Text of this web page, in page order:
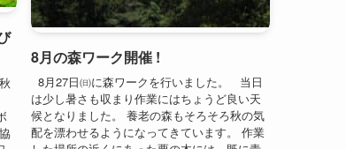
8月の森ワーク開催 !
8月27日㈰に森ワークを行いました。 当日
は少し暑さも収まり作業にはちょうど良い天
候となりました。 養老の森もそろそろ秋の気
配を漂わせるようになってきています。 作業